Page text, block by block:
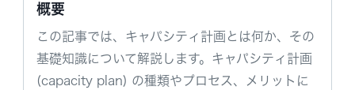
概要
この記事では、キャパシティ計画とは何か、その
基礎知識について解説します。キャパシティ計画
(capacity plan) の種類やプロセス、メリットに